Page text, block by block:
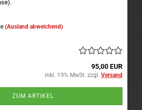
(Ausland abweichend)
95,00 EUR
inkl. 19% MwSt. zzgl. Versand
ZUM ARTIKEL